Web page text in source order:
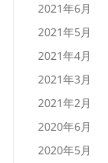
2021年6月
2021年5月
2021年4月
2021年3月
2021年2月
2020年6月
2020年5月